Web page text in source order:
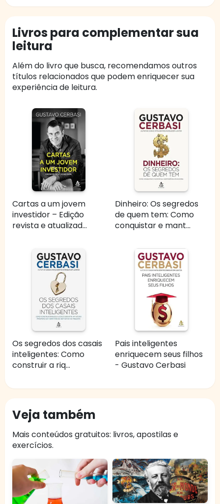
Livros para complementar sua
leitura
Além do livro que busca, recomendamos outros
títulos relacionados que podem enriquecer sua
experiência de leitura.
Cartas a um jovem
investidor – Edição
revista e atualizad...
Dinheiro: Os segredos
de quem tem: Como
conquistar e mant...
Os segredos dos casais
inteligentes: Como
construir a riq...
Pais inteligentes
enriquecem seus filhos
- Gustavo Cerbasi
Veja também
Mais conteúdos gratuitos: livros, apostilas e
exercícios.